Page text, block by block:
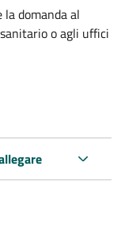
domanda al
o agli uffici